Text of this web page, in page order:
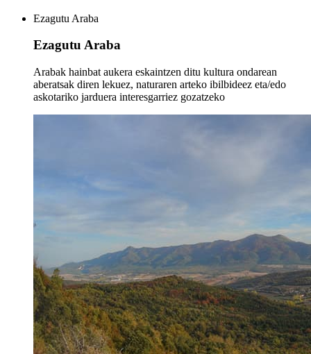
Ezagutu Araba
Ezagutu Araba
Arabak hainbat aukera eskaintzen ditu kultura ondarean
aberatsak diren lekuez, naturaren arteko ibilbideez eta/edo
askotariko jarduera interesgarriez gozatzeko